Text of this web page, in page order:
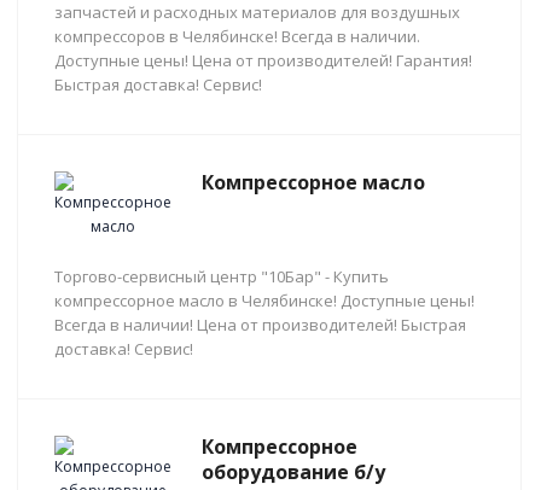
запчастей и расходных материалов для воздушных
компрессоров в Челябинске! Всегда в наличии.
Доступные цены! Цена от производителей! Гарантия!
Быстрая доставка! Сервис!
Компрессорное масло
Торгово-сервисный центр "10Бар" - Купить
компрессорное масло в Челябинске! Доступные цены!
Всегда в наличии! Цена от производителей! Быстрая
доставка! Сервис!
Компрессорное
оборудование б/у